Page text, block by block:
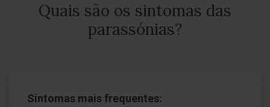
Quais são os sintomas das
parassónias?
Sintomas mais frequentes: